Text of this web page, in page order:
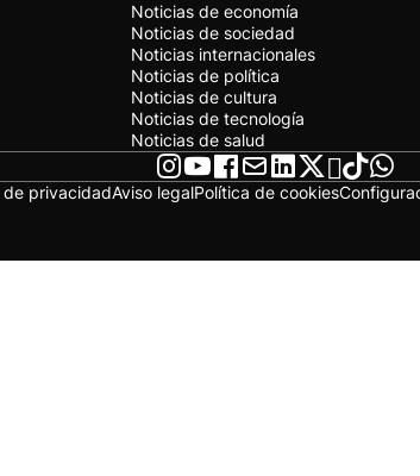
Noticias de economía
Noticias de sociedad
Noticias internacionales
Noticias de política
Noticias de cultura
Noticias de tecnología
Noticias de salud
de privacidadAviso legalPolítica de cookies